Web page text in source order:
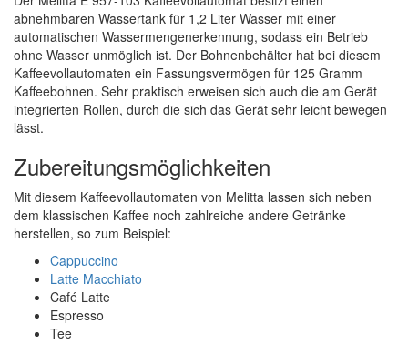
abnehmbaren Wassertank für 1,2 Liter Wasser mit einer
automatischen Wassermengenerkennung, sodass ein Betrieb
ohne Wasser unmöglich ist. Der Bohnenbehälter hat bei diesem
Kaffeevollautomaten ein Fassungsvermögen für 125 Gramm
Kaffeebohnen. Sehr praktisch erweisen sich auch die am Gerät
integrierten Rollen, durch die sich das Gerät sehr leicht bewegen
lässt.
Zubereitungsmöglichkeiten
Mit diesem Kaffeevollautomaten von Melitta lassen sich neben
dem klassischen Kaffee noch zahlreiche andere Getränke
herstellen, so zum Beispiel:
Cappuccino
Latte Macchiato
Café Latte
Espresso
Tee